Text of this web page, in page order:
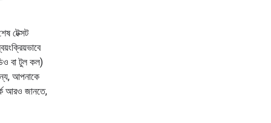
টেক্সট
বা টুল কল)
আপনাকে
আরও জানতে,